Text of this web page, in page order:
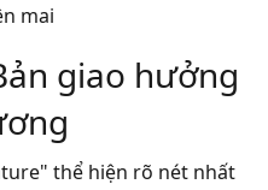
mai
giao hưởng
thể hiện rõ nét nhất